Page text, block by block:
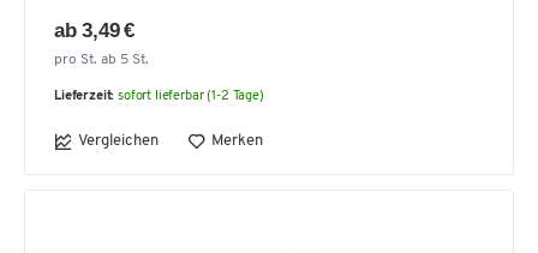
ab 3,49 €
pro St. ab 5 St.
Lieferzeit: sofort lieferbar (1-2 Tage)
Vergleichen Merken